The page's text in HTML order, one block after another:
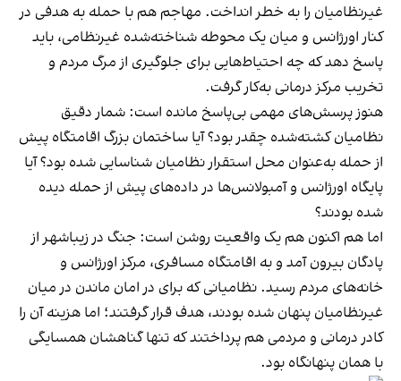
غیرنظامیان را به خطر انداخت. مهاجم هم با حمله به هدفی در
کنار اورژانس و میان یک محوطه شناخته‌شده غیرنظامی، باید
پاسخ دهد که چه احتیاط‌هایی برای جلوگیری از مرگ مردم و
تخریب مرکز درمانی به‌کار گرفت.
هنوز پرسش‌های مهمی بی‌پاسخ مانده است: شمار دقیق
نظامیان کشته‌شده چقدر بود؟ آیا ساختمان بزرگ اقامتگاه پیش
از حمله به‌عنوان محل استقرار نظامیان شناسایی شده بود؟ آیا
پایگاه اورژانس و آمبولانس‌ها در داده‌های پیش از حمله دیده
شده بودند؟
اما هم اکنون هم یک واقعیت روشن است: جنگ در زیباشهر از
پادگان بیرون آمد و به اقامتگاه مسافری، مرکز اورژانس و
خانه‌های مردم رسید. نظامیانی که برای در امان ماندن در میان
غیرنظامیان پنهان شده بودند، هدف قرار گرفتند؛ اما هزینه آن را
کادر درمانی و مردمی هم پرداختند که تنها گناهشان همسایگی
با همان پنهانگاه بود.